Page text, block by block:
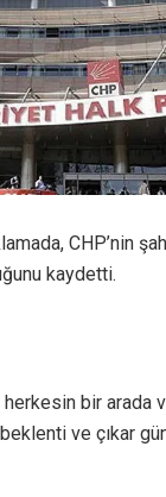
CHP’nin
kaydetti.
herkesin bir
ve çıkar